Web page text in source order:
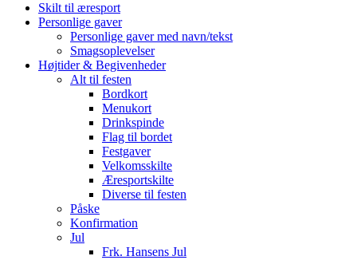
Skilt til æresport
Personlige gaver
Personlige gaver med navn/tekst
Smagsoplevelser
Højtider & Begivenheder
Alt til festen
Bordkort
Menukort
Drinkspinde
Flag til bordet
Festgaver
Velkomsskilte
Æresportskilte
Diverse til festen
Påske
Konfirmation
Jul
Frk. Hansens Jul